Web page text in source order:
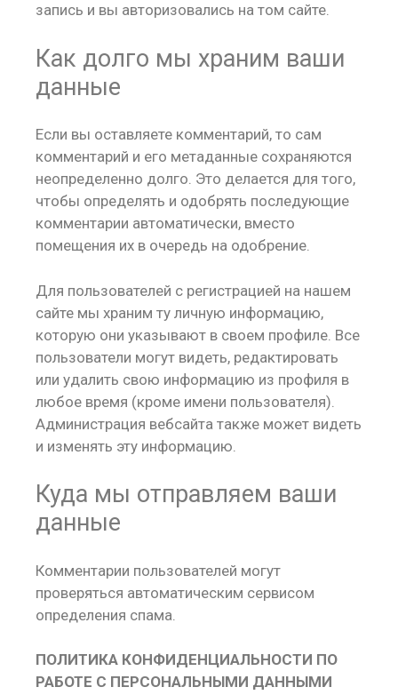
запись и вы авторизовались на том сайте.
Как долго мы храним ваши
данные
Если вы оставляете комментарий, то сам
комментарий и его метаданные сохраняются
неопределенно долго. Это делается для того,
чтобы определять и одобрять последующие
комментарии автоматически, вместо
помещения их в очередь на одобрение.
Для пользователей с регистрацией на нашем
сайте мы храним ту личную информацию,
которую они указывают в своем профиле. Все
пользователи могут видеть, редактировать
или удалить свою информацию из профиля в
любое время (кроме имени пользователя).
Администрация вебсайта также может видеть
и изменять эту информацию.
Куда мы отправляем ваши
данные
Комментарии пользователей могут
проверяться автоматическим сервисом
определения спама.
ПОЛИТИКА КОНФИДЕНЦИАЛЬНОСТИ ПО
РАБОТЕ С ПЕРСОНАЛЬНЫМИ ДАННЫМИ